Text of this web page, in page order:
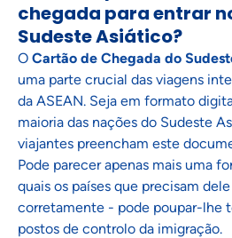
chegada para entrar
Sudeste Asiático?
O Cartão de Chegada do
uma parte crucial das viagens
da ASEAN. Seja em formato
maioria das nações do Sudeste
viajantes preencham este
Pode parecer apenas mais uma
quais os países que precisam
corretamente - pode poupar-lhe
postos de controlo da imigração.